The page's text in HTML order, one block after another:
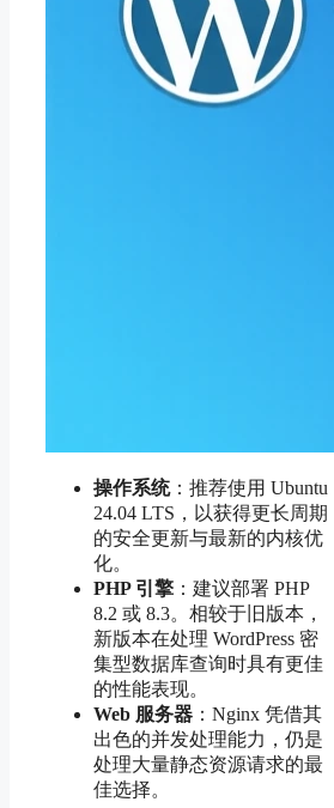
操作系统：推荐使用 Ubuntu
24.04 LTS，以获得更长周期
的安全更新与最新的内核优
化。
PHP 引擎 ：建议部署 PHP
8.2 或 8.3。相较于旧版本，
新版本在处理 WordPress 密
集型数据库查询时具有更佳
的性能表现。
Web 服务器 ：Nginx 凭借其
出色的并发处理能力，仍是
处理大量静态资源请求的最
佳选择。